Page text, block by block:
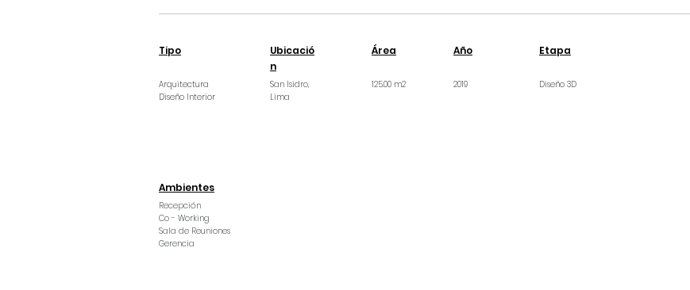
Tipo
Arquitectura
Diseño Interior
Ubicació
n
San Isidro,
Lima
Área
125.00 m2
Año
2019
Etapa
Diseño 3D
Ambientes
Recepción
Co - Working
Sala de Reuniones
Gerencia